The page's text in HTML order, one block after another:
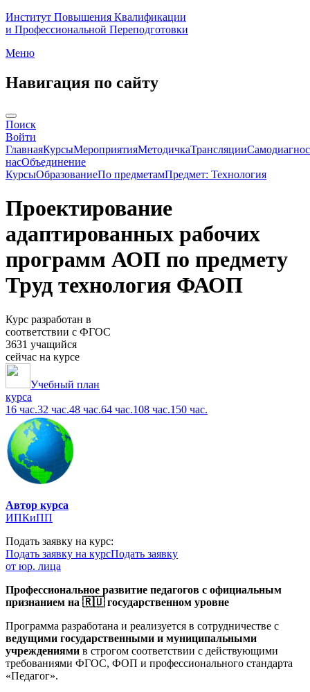
Институт Повышения Квалификации
и Профессиональной Переподготовки
Меню
Навигация по сайту
Поиск
Войти
ГлавнаяКурсыМероприятияМетодичкаТрансляции
насОбъединение
КурсыОбразованиеПо предметамПредмет: Технология
Проектирование
адаптированных рабочих
программ АОП по предмету
Труд технология ФАОП
Курс разработан в
соответствии с ФГОС
3631 учащийся
сейчас на курсе
Учебный план
курса
16 час.32 час.48 час.64 час.108 час.150 час.
Автор курса
ИПКиПП
Подать заявку на курс:
Подать заявку на курсПодать заявку
от юр. лица
Профессиональное развитие педагогов с официальным
признанием на 🇷🇺 государственном уровне
Программа разработана и реализуется в сотрудничестве с
ведущими государственными и муниципальными
учреждениями в строгом соответствии с действующими
требованиями ФГОС, ФОП и профессионального стандарта
«Педагог».